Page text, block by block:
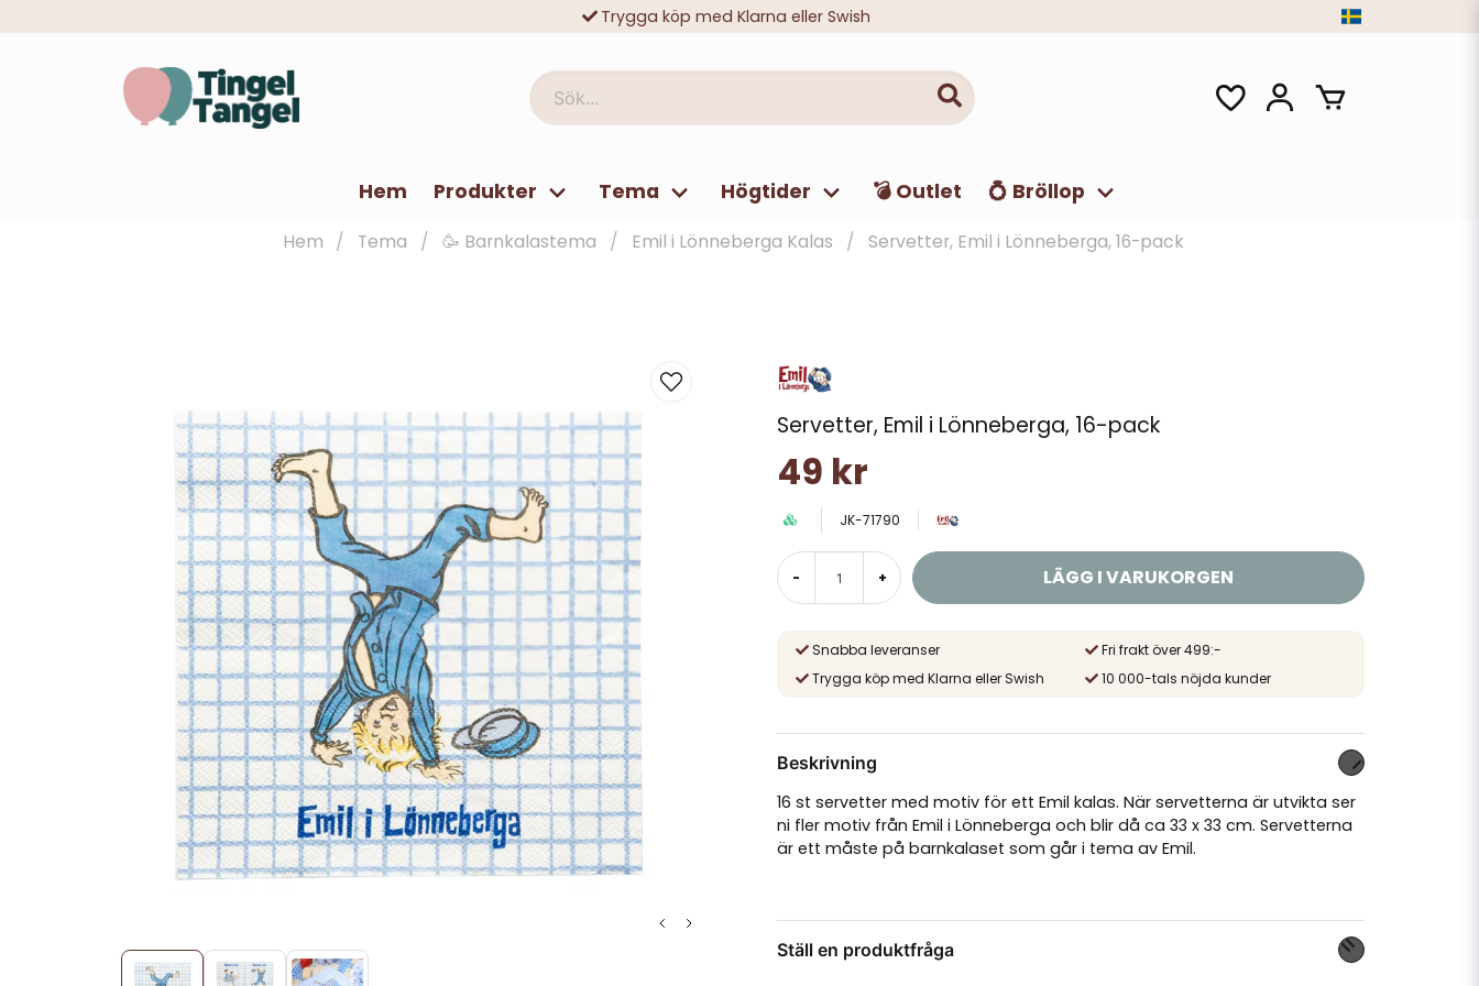
Trygga köp med Klarna eller Swish
Sök...
Hem Produkter Tema Högtider 💣 Outlet 💍 Bröllop
Hem Tema 🥳 Barnkalastema Emil i Lönneberga Kalas Servetter, Emil i Lönneberga, 16-pack
Servetter, Emil i Lönneberga, 16-pack
49 kr
JK-71790
- + LÄGG I VARUKORGEN
Snabba leveranser
Fri frakt över 499:-
Trygga köp med Klarna eller Swish
10 000-tals nöjda kunder
Beskrivning
16 st servetter med motiv för ett Emil kalas. När servetterna är utvikta ser
ni fler motiv från Emil i Lönneberga och blir då ca 33 x 33 cm. Servetterna
är ett måste på barnkalaset som går i tema av Emil.
Ställ en produktfråga